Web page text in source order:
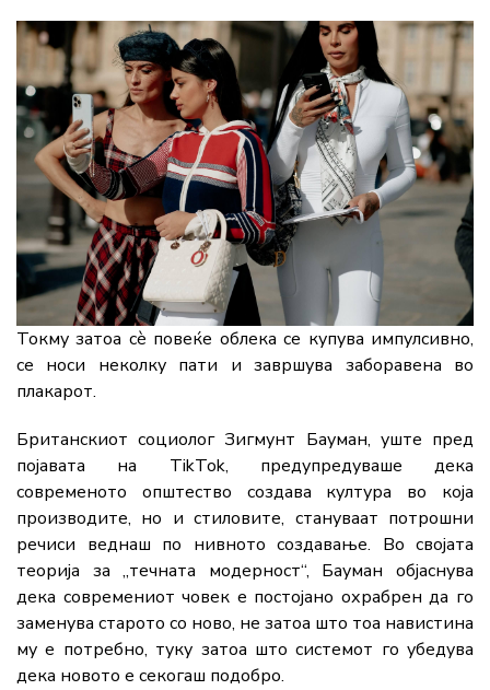
Токму затоа сè повеќе облека се купува импулсивно,
се носи неколку пати и завршува заборавена во
плакарот.
Британскиот социолог Зигмунт Бауман, уште пред
појавата на TikTok, предупредуваше дека
современото општество создава култура во која
производите, но и стиловите, стануваат потрошни
речиси веднаш по нивното создавање. Во својата
теорија за „течната модерност“, Бауман објаснува
дека современиот човек е постојано охрабрен да го
заменува старото со ново, не затоа што тоа навистина
му е потребно, туку затоа што системот го убедува
дека новото е секогаш подобро.